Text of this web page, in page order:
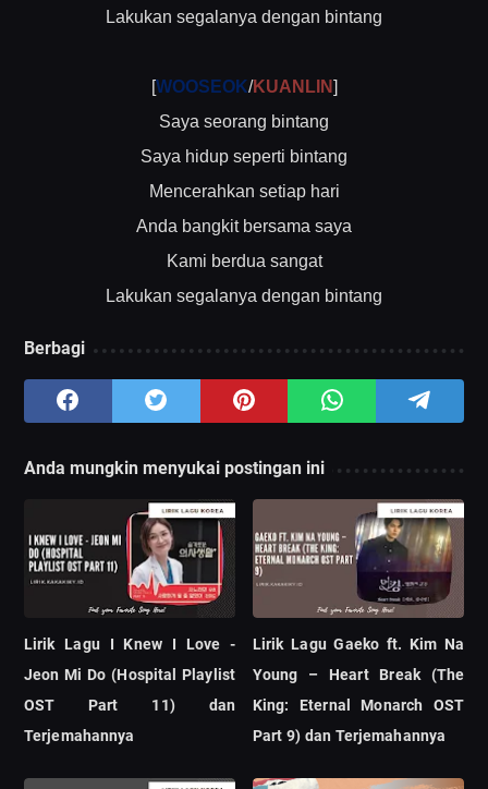
Lakukan segalanya dengan bintang
[WOOSEOK/KUANLIN]
Saya seorang bintang
Saya hidup seperti bintang
Mencerahkan setiap hari
Anda bangkit bersama saya
Kami berdua sangat
Lakukan segalanya dengan bintang
Berbagi
Anda mungkin menyukai postingan ini
Lirik Lagu I Knew I Love -
Jeon Mi Do (Hospital Playlist
OST Part 11) dan
Terjemahannya
Lirik Lagu Gaeko ft. Kim Na
Young – Heart Break (The
King: Eternal Monarch OST
Part 9) dan Terjemahannya